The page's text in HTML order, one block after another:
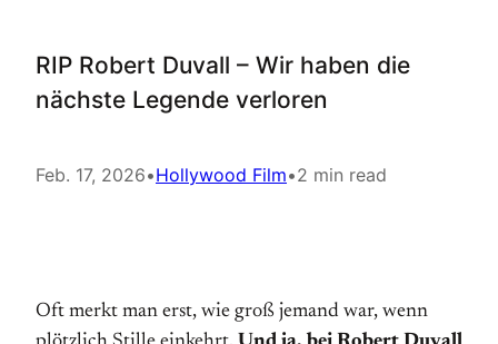
RIP Robert Duvall – Wir haben die
nächste Legende verloren
Feb. 17, 2026•Hollywood Film•2 min read
Oft merkt man erst, wie groß jemand war, wenn